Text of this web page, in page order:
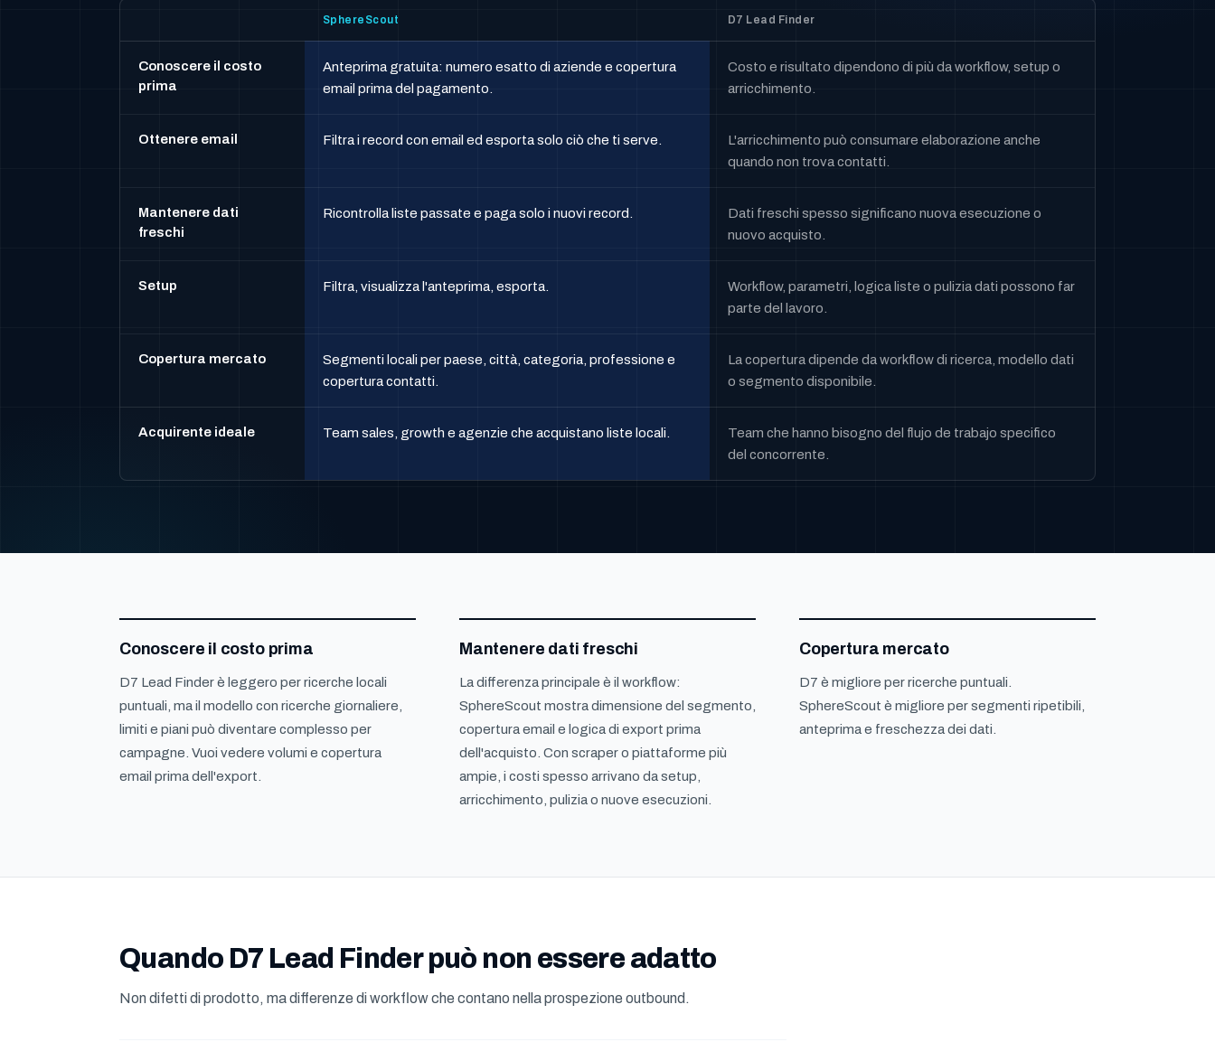
SphereScout D7 Lead Finder
Conoscere il costo
prima
Anteprima gratuita: numero esatto di aziende e copertura
email prima del pagamento.
Costo e risultato dipendono di più da workflow, setup o
arricchimento.
Ottenere email Filtra i record con email ed esporta solo ciò che ti serve.
L'arricchimento può consumare elaborazione anche
quando non trova contatti.
Mantenere dati
freschi
Ricontrolla liste passate e paga solo i nuovi record.
Dati freschi spesso significano nuova esecuzione o
nuovo acquisto.
Setup Filtra, visualizza l'anteprima, esporta.
Workflow, parametri, logica liste o pulizia dati possono far
parte del lavoro.
Copertura mercato
Segmenti locali per paese, città, categoria, professione e
copertura contatti.
La copertura dipende da workflow di ricerca, modello dati
o segmento disponibile.
Acquirente ideale Team sales, growth e agenzie che acquistano liste locali.
Team che hanno bisogno del flujo de trabajo specifico
del concorrente.
Conoscere il costo prima
D7 Lead Finder è leggero per ricerche locali
puntuali, ma il modello con ricerche giornaliere,
limiti e piani può diventare complesso per
campagne. Vuoi vedere volumi e copertura
email prima dell'export.
Mantenere dati freschi
La differenza principale è il workflow:
SphereScout mostra dimensione del segmento,
copertura email e logica di export prima
dell'acquisto. Con scraper o piattaforme più
ampie, i costi spesso arrivano da setup,
arricchimento, pulizia o nuove esecuzioni.
Copertura mercato
D7 è migliore per ricerche puntuali.
SphereScout è migliore per segmenti ripetibili,
anteprima e freschezza dei dati.
Quando D7 Lead Finder può non essere adatto
Non difetti di prodotto, ma differenze di workflow che contano nella prospezione outbound.